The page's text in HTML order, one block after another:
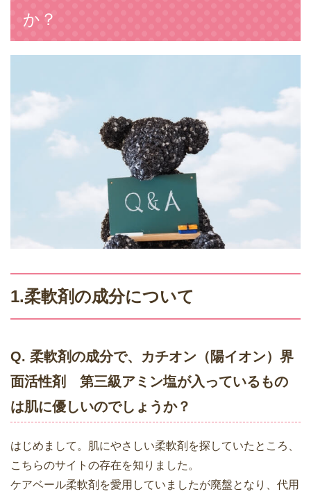
か？
1.柔軟剤の成分について
Q. 柔軟剤の成分で、カチオン（陽イオン）界
面活性剤 第三級アミン塩が入っているもの
は肌に優しいのでしょうか？
はじめまして。肌にやさしい柔軟剤を探していたところ、
こちらのサイトの存在を知りました。
ケアベール柔軟剤を愛用していましたが廃盤となり、代用